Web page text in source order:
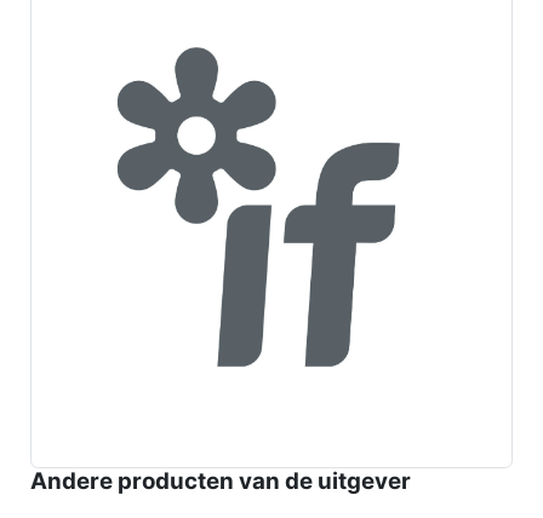
Andere producten van de uitgever